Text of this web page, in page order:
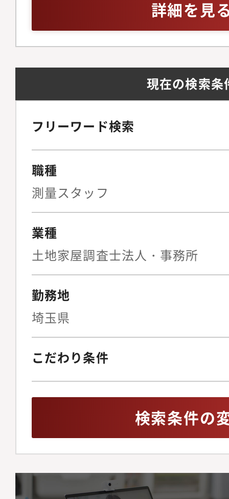
から完了まで自分1
す。・1人ではなくチ
で助け合いながらで
詳細を見
現在の検索条
フリーワード検索
職種
測量スタッフ
業種
土地家屋調査士法人・事務所
勤務地
埼玉県
こだわり条件
検索条件の